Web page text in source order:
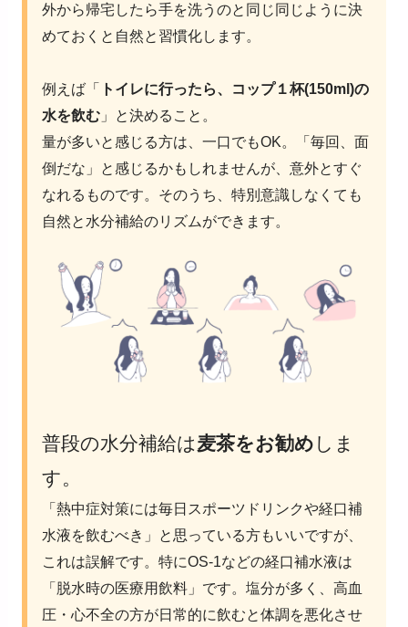
外から帰宅したら手を洗うのと同じ同じように決
めておくと自然と習慣化します。
例えば「
トイレに行ったら、コップ１杯(150ml)の
水を飲む」と決めること。
量が多いと感じる方は、一口でもOK。「毎回、面
倒だな」と感じるかもしれませんが、意外とすぐ
なれるものです。そのうち、特別意識しなくても
自然と水分補給のリズムができます。
普段の水分補給は麦茶をお勧め しま
す。
「熱中症対策には毎日スポーツドリンクや経口補
水液を飲むべき」と思っている方もいいですが、
これは誤解です。特にOS-1などの経口補水液は
「脱水時の医療用飲料」です。塩分が多く、高血
圧・心不全の方が日常的に飲むと体調を悪化させ